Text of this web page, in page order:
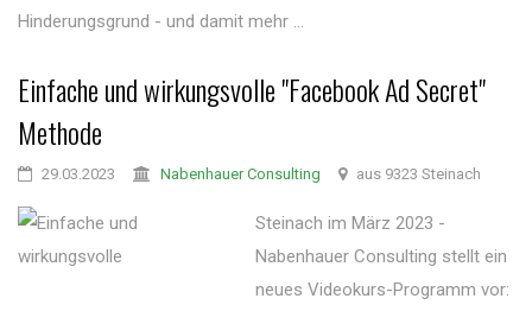
Hinderungsgrund - und damit mehr ...
Einfache und wirkungsvolle "Facebook Ad Secret"
Methode
29.03.2023 Nabenhauer Consulting aus 9323 Steinach
Steinach im März 2023 -
Nabenhauer Consulting stellt ein
neues Videokurs-Programm vor: